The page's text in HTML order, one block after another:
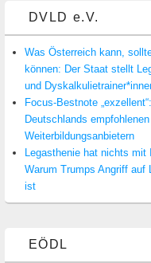
was Lehrer und
DVLD e.V.
Was Österreich kann,
können: Der Staat stellt
und
Focus-Bestnote
Deutschlands empfohlenen
Weiterbildungsanbietern
Legasthenie hat nichts mit
Warum Trumps Angriff auf
ist
EÖDL